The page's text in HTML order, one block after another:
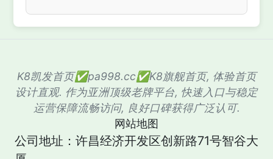
K8凯发首页✅pa998.cc✅K8旗舰首页, 体验首页
设计直观. 作为亚洲顶级老牌平台, 快速入口与稳定
运营保障流畅访问, 良好口碑获得广泛认可.
网站地图
公司地址：许昌经济开发区创新路71号智谷大